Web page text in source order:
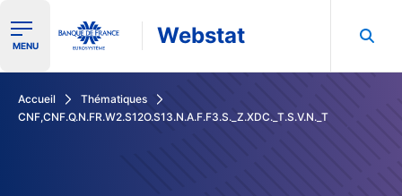
Ouvrir le menu de navigation
MENU Webstat
Accueil
Thématiques
CNF,CNF.Q.N.FR.W2.S12O.S13.N.A.F.F3.S._Z.XDC._T.S.V.N._T